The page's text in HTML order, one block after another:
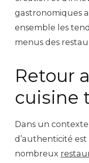
gastronomiques
ensemble les
menus des
Retour
cuisine
Dans un
d’authenticité
nombreux